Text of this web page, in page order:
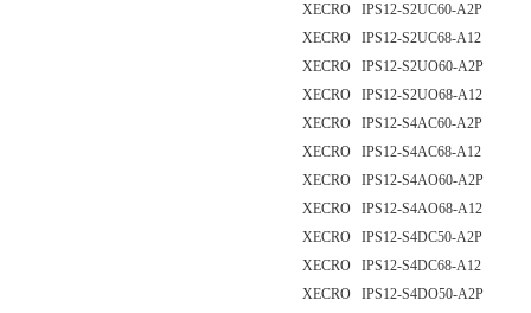
XECRO IPS12-S2UC60-A2P
XECRO IPS12-S2UC68-A12
XECRO IPS12-S2UO60-A2P
XECRO IPS12-S2UO68-A12
XECRO IPS12-S4AC60-A2P
XECRO IPS12-S4AC68-A12
XECRO IPS12-S4AO60-A2P
XECRO IPS12-S4AO68-A12
XECRO IPS12-S4DC50-A2P
XECRO IPS12-S4DC68-A12
XECRO IPS12-S4DO50-A2P